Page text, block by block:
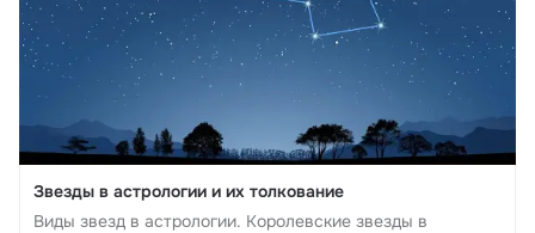
Звезды в астрологии и их толкование
Виды звезд в астрологии. Королевские звезды в